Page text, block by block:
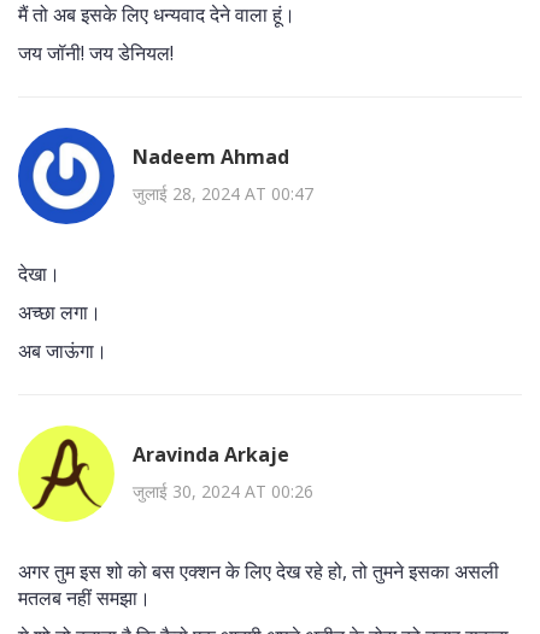
मैं तो अब इसके लिए धन्यवाद देने वाला हूं।
जय जॉनी! जय डेनियल!
Nadeem Ahmad
जुलाई 28, 2024 AT 00:47
देखा।
अच्छा लगा।
अब जाऊंगा।
Aravinda Arkaje
जुलाई 30, 2024 AT 00:26
अगर तुम इस शो को बस एक्शन के लिए देख रहे हो, तो तुमने इसका असली
मतलब नहीं समझा।